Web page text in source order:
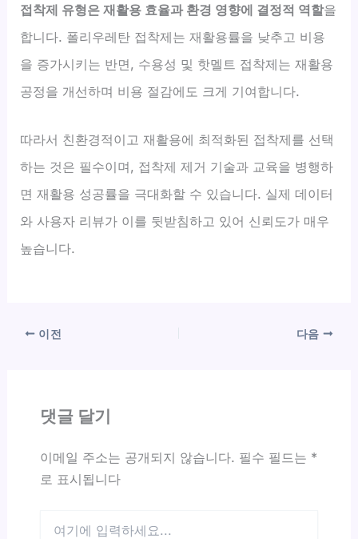
접착제 유형은 재활용 효율과 환경 영향에 결정적 역할을
합니다. 폴리우레탄 접착제는 재활용률을 낮추고 비용
을 증가시키는 반면, 수용성 및 핫멜트 접착제는 재활용
공정을 개선하며 비용 절감에도 크게 기여합니다.
따라서 친환경적이고 재활용에 최적화된 접착제를 선택
하는 것은 필수이며, 접착제 제거 기술과 교육을 병행하
면 재활용 성공률을 극대화할 수 있습니다. 실제 데이터
와 사용자 리뷰가 이를 뒷받침하고 있어 신뢰도가 매우
높습니다.
이전 다음
댓글 달기
이메일 주소는 공개되지 않습니다. 필수 필드는 *
로 표시됩니다